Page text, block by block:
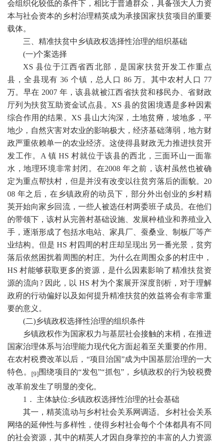
会组织化较低的条件下，相比于普通群众，具备强大人力资
本与社会资本的乡村治理精英成为承接国家扶贫项目的重要
载体。
三、精准扶贫中乡镇政权选择性治理的组织基础
(一)个案选择
XS县位于江西省西北部，是国家扶贫开发工作重点
县，全县现有36 个镇，总人口86万。其中农村人口 77
万。早在 2007 年，该县就被江西省扶贫和移民办、省财政
厅列为扶贫互助资金试点县。 XS县的贫困境遇是多种因素
综合作用的结果。 XS县山大沟深，土地贫瘠，坡地多，平
地少，自然灾害对农业的影响极大，经济基础薄弱，地方财
政严重依赖单一的农业经济。这使得县财政无力推进扶贫开
发工作。 A 镇HS村就位于该县的西北，三面环山一面靠
水，地理环境非常封闭。在2008 年之前，该村虽然也被确
定为重点帮扶村，但是并没有改变以往贫穷落后的面貌。 20
08 年之后，在乡镇政府的动员下，部分外出创业的乡村精
英开始向家乡回流，一些人被选任村两委班子成员。在他们
的带领下，该村从完善村基础设施、发展种植业和养殖业入
手，逐渐形成了包括水电站、家具厂、蚕桑业、制板厂等产
业结构。但是HS 村四周的村庄却呈现出另一番光景，贫穷
落后依然困扰着周围的村庄。为什么在周围众多的村庄中，
HS村能够获取更多的资源，是什么因素影响了精准扶贫资
源的流向? 因此，以HS村为个案展开深度剖析，对于理解
政府的行动偏好以及如何提升精准扶贫的效益将会有非常重
要的意义。
(二)乡镇政权选择性治理的组织条件
乡镇政权作为国家权力与基层社会接触的末梢，在推进
国家治理体系与治理能力现代化方面起着至关重要的作用。
在农村税费改革以后， “项目治国”成为中国基层治理的一大
特色。
[9]围绕项目的“发包”“抓包”，乡镇政权的行为较税费
改革前发生了明显的变化。
1 ． 主体缺位:乡镇政权选择性治理的社会基础
其一，精英流动与乡村社会关系网调适。乡村社会关系
网络的延伸性与多样性，使得乡村社会每个个体都具有不同
的社会资源，其中的精英人才因自身掌控的丰富的人力资源